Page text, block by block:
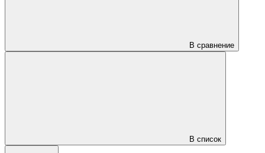
В сравнение
В список